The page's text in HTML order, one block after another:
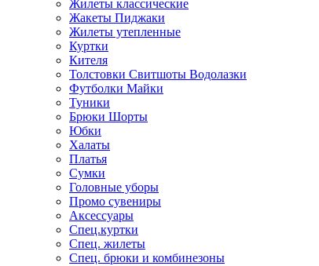
Жилеты классические
Жакеты Пиджаки
Жилеты утепленные
Куртки
Кителя
Толстовки Свитшоты Водолазки
Футболки Майки
Туники
Брюки Шорты
Юбки
Халаты
Платья
Сумки
Головные уборы
Промо сувениры
Аксессуары
Спец.куртки
Спец. жилеты
Спец. брюки и комбинезоны